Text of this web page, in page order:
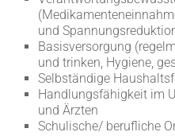
und
Basisversorgung
und trinken, Hygiene,
Selbständige
Handlungsfähigkeit im
und Ärzten
Schulische/ berufliche